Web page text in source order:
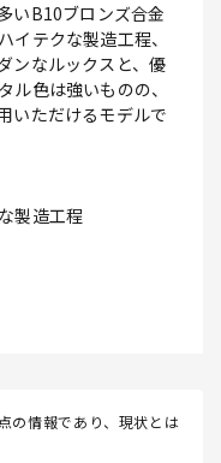
いB10ブロンズ合金
イテクな製造工程、
ンなルックスと、優
ル色は強いものの、
いただけるモデルで
製造工程
の情報であり、現状とは